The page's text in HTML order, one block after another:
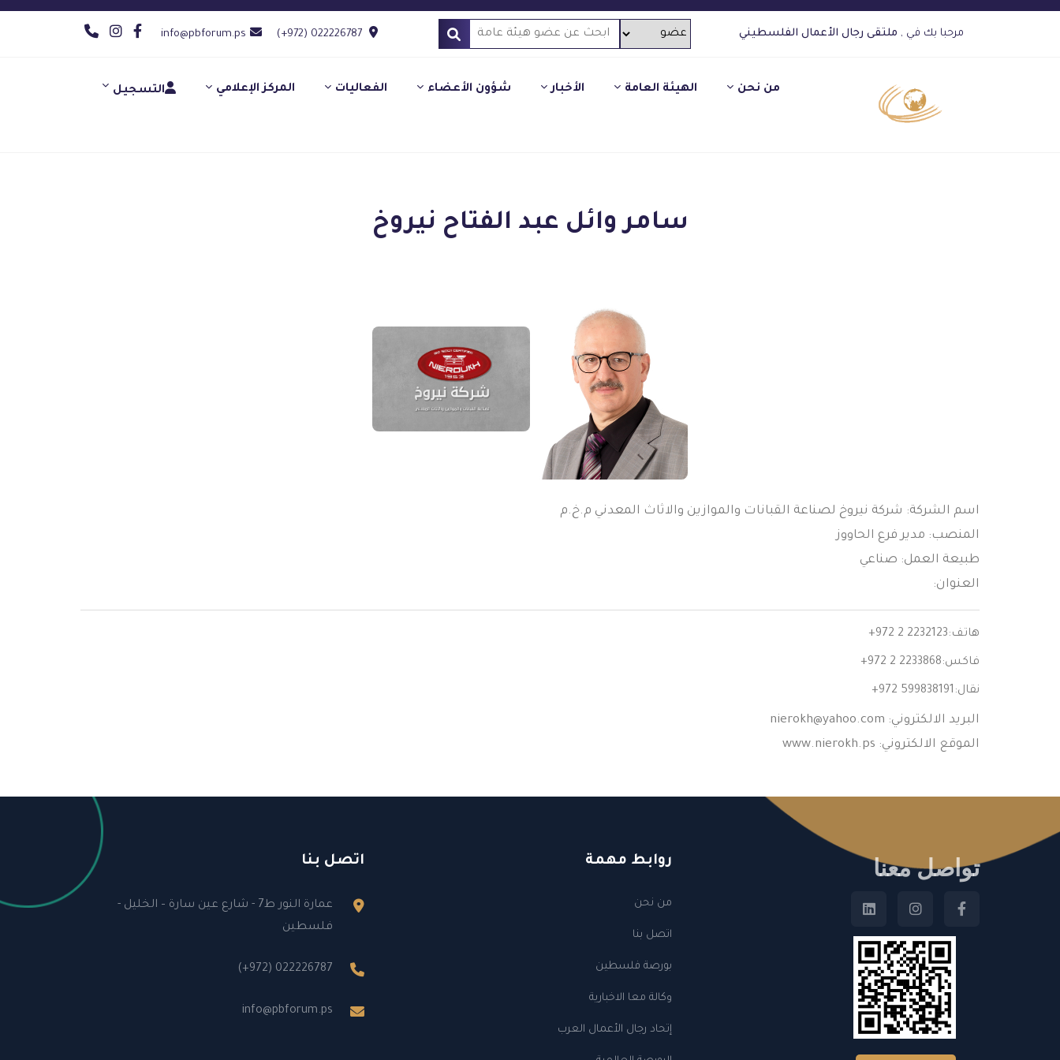
مرحبا بك في , ملتقى رجال الأعمال الفلسطيني (+972) 022226787
info@pbforum.ps
من نحن الهيئة العامة الأخبار شؤون الأعضاء الفعاليات المركز الإعلامي التسجيل
سامر وائل عبد الفتاح نيروخ
اسم الشركة: شركة نيروخ لصناعة القبانات والموازين والاثاث المعدني م.خ.م
المنصب: مدير فرع الحاووز
طبيعة العمل: صناعي
العنوان:
هاتف:+972 2 2232123
فاكس:+972 2 2233868
نقال: +972 599838191
البريد الالكتروني: nierokh@yahoo.com
الموقع الالكتروني: www.nierokh.ps
تواصل معنا روابط مهمة
من نحن
اتصل بنا
بورصة فلسطين
وكالة معا الاخبارية
إتحاد رجال الأعمال العرب
اتصل بنا
عمارة النور ط7 - شارع عين سارة – الخليل -
فلسطين
(+972) 022226787
info@pbforum.ps